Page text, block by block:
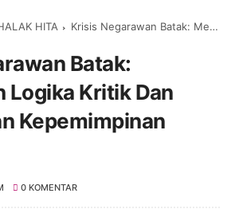
HITA Krisis Negarawan Batak: Membedah Logika Kritik Dan Masa Depan Kepemimpinan Batak
Batak:
Logika Kritik Dan
Kepemimpinan
0 KOMENTAR